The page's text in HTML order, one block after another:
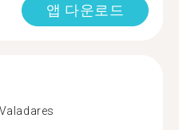
앱 다운로드